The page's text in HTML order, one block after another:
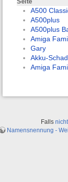
Seite
A500
A500plus
A500plus
Amiga
Gary
Akku-
Amiga
Falls
Namensnennung -